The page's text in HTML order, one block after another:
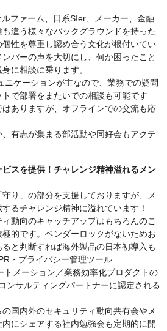
ファーム、日系SIer、メーカー、金融
違う様々なバックグラウンドを持った
性を尊重し認め合う文化が根付いてい
バーの声を大切にし、何か困ったこと
に相談に乗ります。
ニケーションが主なので、業務での疑問
で部署をまたいでの相談も可能です
ありますが、オフラインでの交流も応
有志が集まる部活動や同好会もアクテ
スを提供！チャレンジ精神溢れるメン
り」の部分を支援しておりますが、メ
るチャレンジ精神に溢れています！
動向のキャッチアップはもちろんのこ
的です。ベンダーロックがないためお
と判断すれば海外製品の日本初導入も
・プライバシー管理ツール
トメーション／業務効率化プロダクトの
ンサルティングパートナーに認定される
国内外のセキュリティ動向共有会やメ
にシェアする社内勉強会も定期的に開